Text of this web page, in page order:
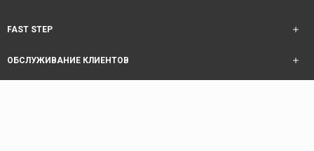
FAST STEP
ОБСЛУЖИВАНИЕ КЛИЕНТОВ